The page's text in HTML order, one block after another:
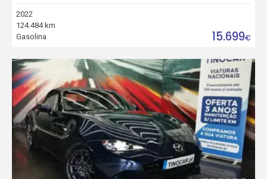
2022
124.484 km
Gasolina
15.699€